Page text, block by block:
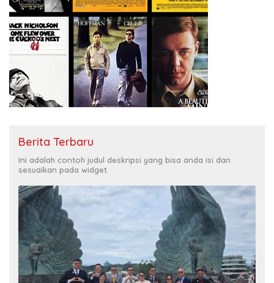
Berita Terbaru
Ini adalah contoh judul deskripsi yang bisa anda isi dan
sesuaikan pada widget